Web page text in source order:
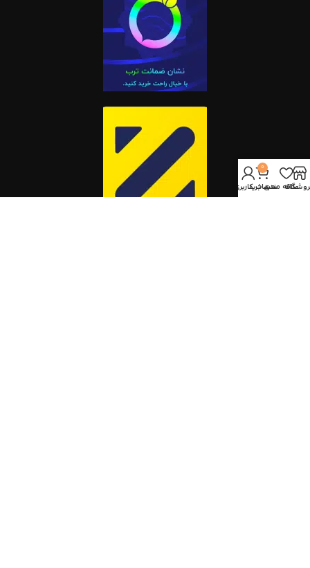
علاقه مندی
0
سبد خرید
حساب کاربری من